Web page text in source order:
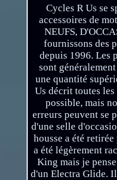
Cycles R Us se
accessoires de
NEUFS,
fournissons des
depuis 1996. Les
sont
une quantité
Us décrit toutes les
possible, mais
erreurs peuvent se
d'une selle
housse a été
a été légèrement
King mais je
d'un Electra Glide.